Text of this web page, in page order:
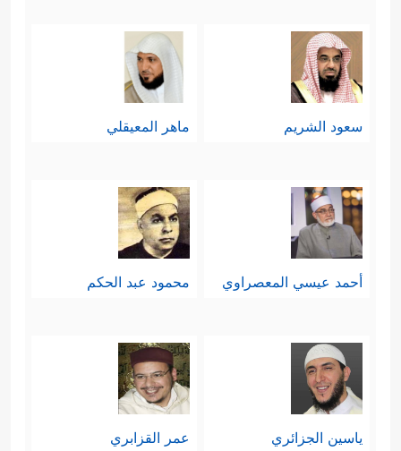
سعود الشريم ماهر المعيقلي
أحمد عيسي المعصراوي محمود عبد الحكم
ياسين الجزائري عمر القزابري